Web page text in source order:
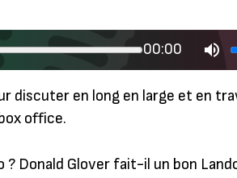
00:00
discuter en long en large et en
office.
Donald Glover fait-il un bon